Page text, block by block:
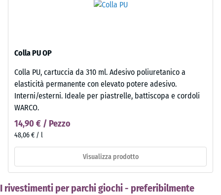
Colla PU OP
Colla PU, cartuccia da 310 ml. Adesivo poliuretanico a
elasticità permanente con elevato potere adesivo.
Interni/esterni. Ideale per piastrelle, battiscopa e cordoli
WARCO.
14,90 € / Pezzo
48,06 € / l
Visualizza prodotto
I rivestimenti per parchi giochi - preferibilmente